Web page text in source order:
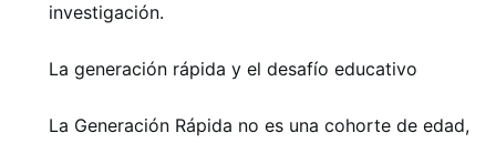
investigación.
La generación rápida y el desafío educativo
La Generación Rápida no es una cohorte de edad,